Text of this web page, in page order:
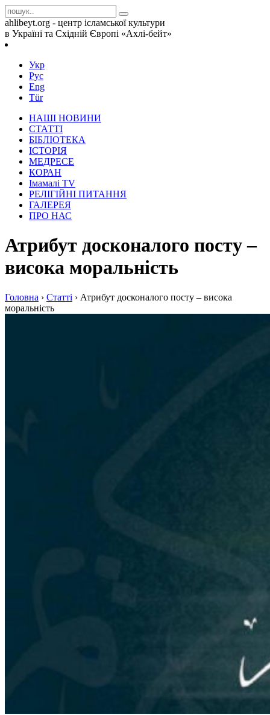
ahlibeyt.org - центр ісламської культури
в Україні та Східній Європі «Ахлі-бейт»
Укр
Рус
Eng
Tür
НАШІ НОВИНИ
СТАТТІ
БІБЛІОТЕКА
ІСТОРІЯ
МЕДРЕСЕ
КОРАН
Iмамалi TV
РЕЛІГІЙНІ ПИТАННЯ
ГАЛЕРЕЯ
ПРО НАС
Атрибут досконалого посту –
висока моральність
Головна › Статті › Атрибут досконалого посту – висока
моральність